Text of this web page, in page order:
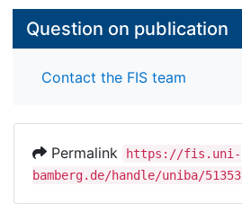
Question on publication
Contact the FIS team
Permalink
https://fis.uni-
bamberg.de/handle/uniba/51353